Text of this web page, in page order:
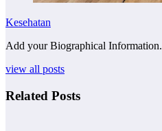
Kesehatan
Add your Biographical Information.
view all posts
Related Posts